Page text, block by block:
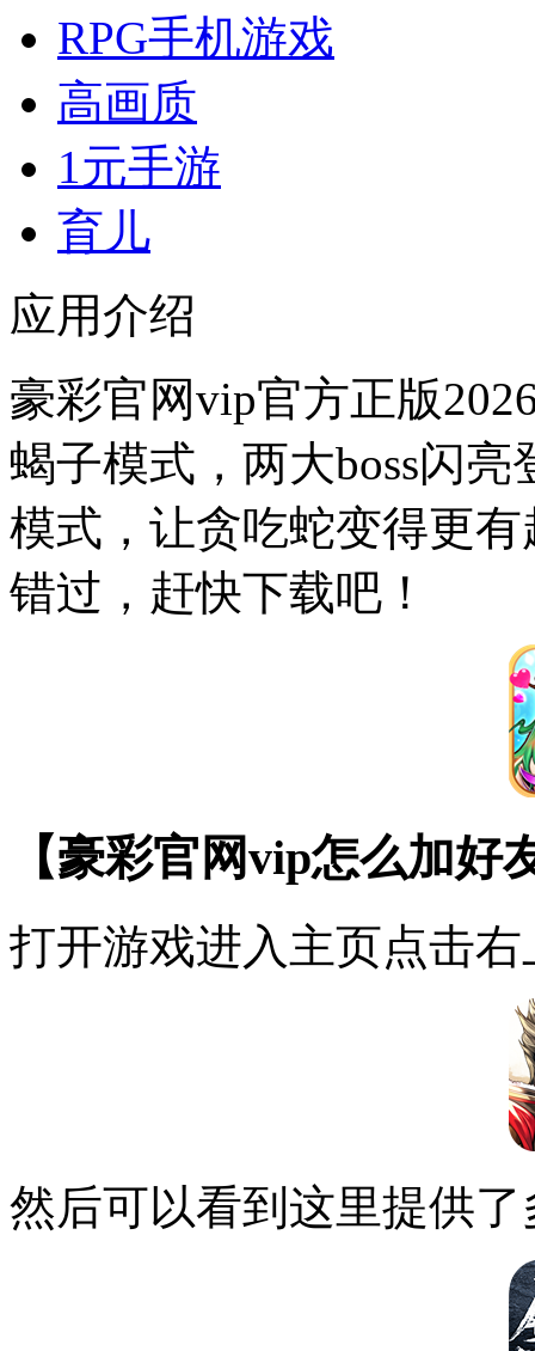
RPG手机游戏
高画质
1元手游
育儿
应用介绍
豪彩官网vip官方正版
蝎子模式，两大boss闪
模式，让贪吃蛇变得更
错过，赶快下载吧！
【豪彩官网vip怎么加好
打开游戏进入主页点击
然后可以看到这里提供